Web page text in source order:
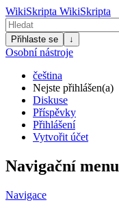
WikiSkripta WikiSkripta
Přihlaste se ↓
Osobní nástroje
čeština
Nejste přihlášen(a)
Diskuse
Příspěvky
Přihlášení
Vytvořit účet
Navigační menu
Navigace